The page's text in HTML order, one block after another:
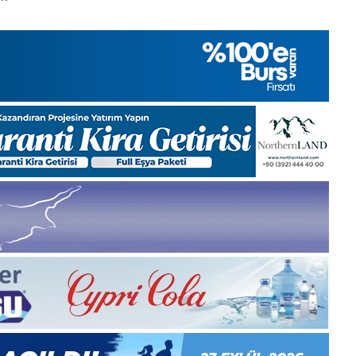
Gıynık
28 Kasım Cuma 2025, Gıynık
Medya manşetleri